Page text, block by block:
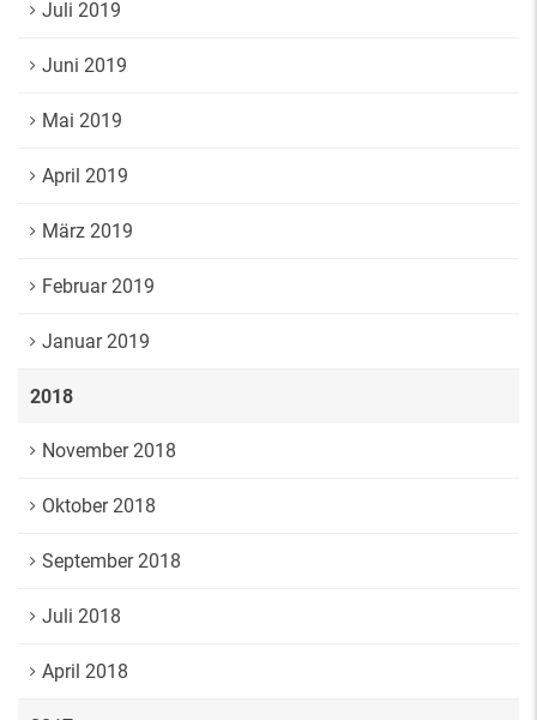
Juli 2019
Juni 2019
Mai 2019
April 2019
März 2019
Februar 2019
Januar 2019
2018
November 2018
Oktober 2018
September 2018
Juli 2018
April 2018